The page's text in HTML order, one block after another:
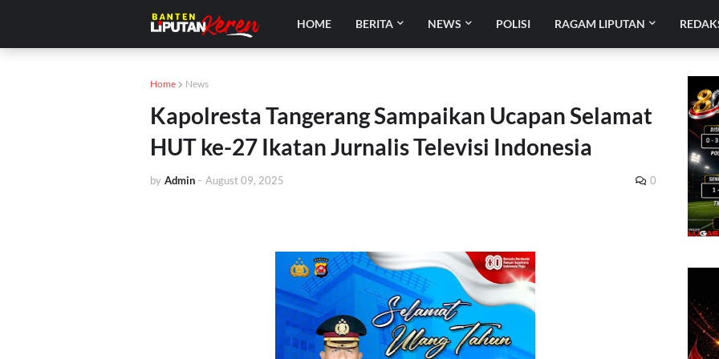
HOME BERITA NEWS POLISI RAGAM LIPUTAN
Home News
Kapolresta Tangerang Sampaikan Ucapan Selamat
HUT ke-27 Ikatan Jurnalis Televisi Indonesia
by Admin - August 09, 2025 0